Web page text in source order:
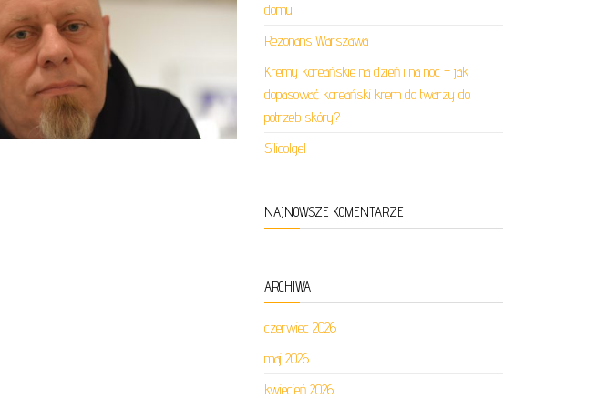
domu
Rezonans Warszawa
Kremy koreańskie na dzień i na noc – jak
dopasować koreański krem do twarzy do
potrzeb skóry?
Silicolgel
NAJNOWSZE KOMENTARZE
ARCHIWA
czerwiec 2026
maj 2026
kwiecień 2026